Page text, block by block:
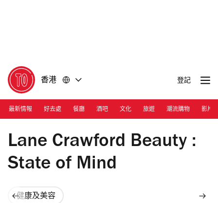
香港 登記
最新情報 好去處 餐廳 酒吧 文化 旅遊 潮流購物 影片
Photograph: Courtesy Lane Crawford
Lane Crawford Beauty :
State of Mind
健康及美容